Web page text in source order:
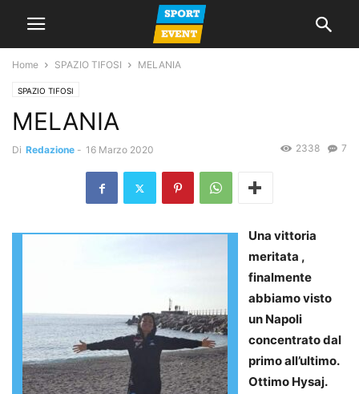
Home SPAZIO TIFOSI MELANIA
SPAZIO TIFOSI
MELANIA
Di Redazione - 16 Marzo 2020 7
2338
Una vittoria
meritata ,
finalmente
abbiamo visto
un Napoli
concentrato dal
primo all’ultimo.
Ottimo Hysaj.